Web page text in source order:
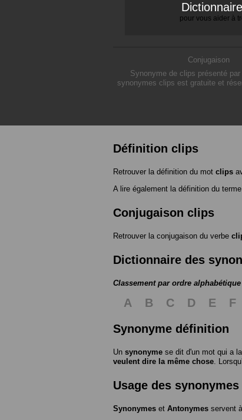
pour vous aider à
Conjugaison
Synonyme de clips présenté
synonymes clips est gratuite et
Définition clips
Retrouver la définition du mot clips
A lire également la définition du terme
Conjugaison clips
Retrouver la conjugaison du verbe
Dictionnaire des
Classement par ordre
A B C D E F
Synonyme définition
Un synonyme se dit d'un mot qui a
veulent dire la même chose .
Usage des synonymes
Synonymes et Antonymes servent